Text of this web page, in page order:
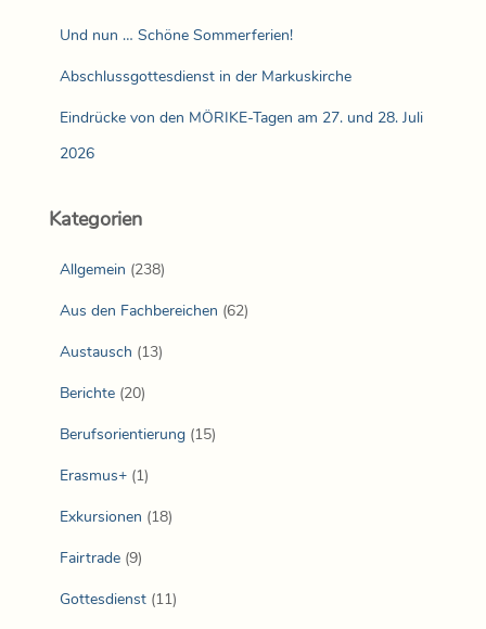
Und nun … Schöne Sommerferien!
Abschlussgottesdienst in der Markuskirche
Eindrücke von den MÖRIKE-Tagen am 27. und 28. Juli
2026
Kategorien
Allgemein (238)
Aus den Fachbereichen (62)
Austausch (13)
Berichte (20)
Berufsorientierung (15)
Erasmus+ (1)
Exkursionen (18)
Fairtrade (9)
Gottesdienst (11)